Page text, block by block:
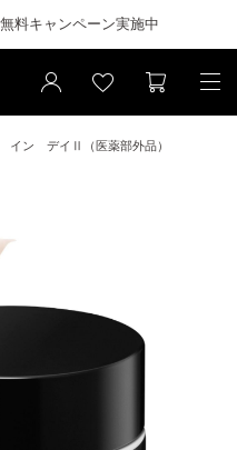
料キャンペーン実施中
イン デイⅡ（医薬部外品）